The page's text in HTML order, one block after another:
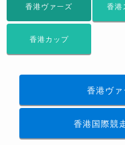
香港ヴァーズ 香港
香港カップ
香港ヴ
香港国際競